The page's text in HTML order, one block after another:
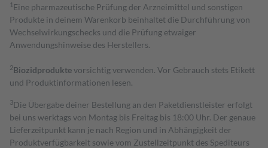
1 Eine pharmazeutische Prüfung der Arzneimittel und sonstigen
Produkte in deinem Warenkorb beinhaltet die Durchführung von
Wechselwirkungschecks und die Prüfung etwaiger
Anwendungshinweise des Herstellers.
2Biozidproduktevorsichtig verwenden. Vor Gebrauch stets Etikett
und Produktinformationen lesen.
3Die Übergabe deiner Bestellung an den Paketdienstleister erfolgt
bei uns werktags von Montag bis Freitag bis 18:00 Uhr. Der genaue
Lieferzeitpunkt kann je nach Region und in Abhängigkeit der
Produktverfügbarkeit sowie vom Zustellzeitpunkt des Spediteurs